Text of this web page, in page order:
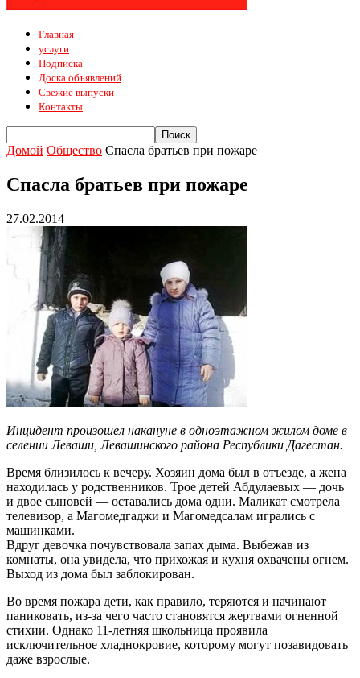
Главная
услуги
Подписка
Доска объявлений
Свежие выпуски
Контакты
Домой Общество Спасла братьев при пожаре
Спасла братьев при пожаре
27.02.2014
Инцидент произошел накануне в одноэтажном жилом доме в
селении Леваши, Левашинского района Республики Дагестан.
Время близилось к вечеру. Хозяин дома был в отъезде, а жена
находилась у родственников. Трое детей Абдулаевых — дочь
и двое сыновей — оставались дома одни. Маликат смотрела
телевизор, а Магомедгаджи и Магомедсалам игрались с
машинками.
Вдруг девочка почувствовала запах дыма. Выбежав из
комнаты, она увидела, что прихожая и кухня охвачены огнем.
Выход из дома был заблокирован.
Во время пожара дети, как правило, теряются и начинают
паниковать, из-за чего часто становятся жертвами огненной
стихии. Однако 11-летняя школьница проявила
исключительное хладнокровие, которому могут позавидовать
даже взрослые.